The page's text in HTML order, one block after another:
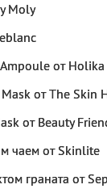
Moly
от
от The Skin
от Beauty
чаем от Skinlite
граната от